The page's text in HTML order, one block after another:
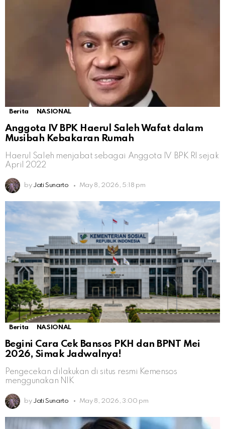
Berita NASIONAL
Anggota IV BPK Haerul Saleh Wafat dalam
Musibah Kebakaran Rumah
Haerul Saleh menjabat sebagai Anggota IV BPK RI sejak
April 2022
by Jati Sunarto May 8, 2026, 5:18 pm
Berita NASIONAL
Begini Cara Cek Bansos PKH dan BPNT Mei
2026, Simak Jadwalnya!
Pengecekan dilakukan di situs resmi Kemensos
menggunakan NIK
by Jati Sunarto May 8, 2026, 3:00 pm